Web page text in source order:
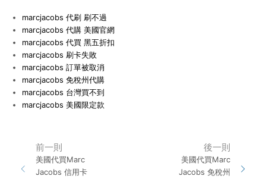
marcjacobs 代刷 刷不過
marcjacobs 代購 美國官網
marcjacobs 代買 黑五折扣
marcjacobs 刷卡失敗
marcjacobs 訂單被取消
marcjacobs 免稅州代購
marcjacobs 台灣買不到
marcjacobs 美國限定款
前一則
美國代買Marc
Jacobs 信用卡
後一則
美國代買Marc
Jacobs 免稅州